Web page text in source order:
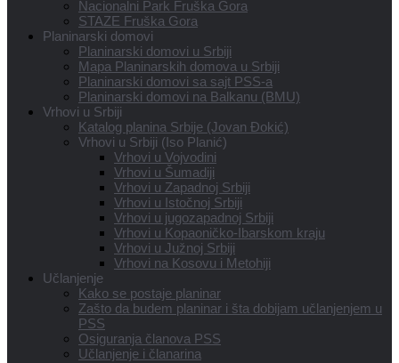
Nacionalni Park Fruška Gora
STAZE Fruška Gora
Planinarski domovi
Planinarski domovi u Srbiji
Mapa Planinarskih domova u Srbiji
Planinarski domovi sa sajt PSS-a
Planinarski domovi na Balkanu (BMU)
Vrhovi u Srbiji
Katalog planina Srbije (Jovan Đokić)
Vrhovi u Srbiji (Iso Planić)
Vrhovi u Vojvodini
Vrhovi u Šumadiji
Vrhovi u Zapadnoj Srbiji
Vrhovi u Istočnoj Srbiji
Vrhovi u jugozapadnoj Srbiji
Vrhovi u Kopaoničko-Ibarskom kraju
Vrhovi u Južnoj Srbiji
Vrhovi na Kosovu i Metohiji
Učlanjenje
Kako se postaje planinar
Zašto da budem planinar i šta dobijam učlanjenjem u
PSS
Osiguranja članova PSS
Učlanjenje i članarina